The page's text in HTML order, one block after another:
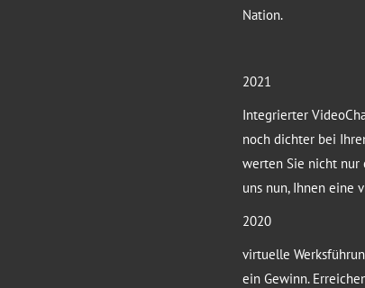
Nation.
2021
Integrierter
noch dichter bei
werten Sie nicht nur
uns nun, Ihnen eine
2020
virtuelle
ein Gewinn.